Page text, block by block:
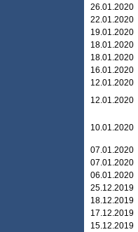
26.01.2020
22.01.2020
19.01.2020
18.01.2020
18.01.2020
16.01.2020
12.01.2020
12.01.2020
10.01.2020
07.01.2020
07.01.2020
06.01.2020
25.12.2019
18.12.2019
17.12.2019
15.12.2019